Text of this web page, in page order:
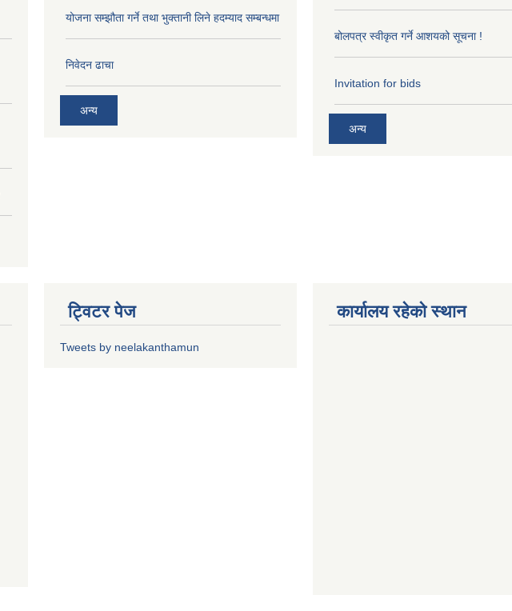
योजना सम्झौता गर्ने तथा भुक्तानी लिने हदम्याद सम्बन्धमा
निवेदन ढाचा
अन्य
बोलपत्र स्वीकृत गर्ने आशयको सूचना !
Invitation for bids
अन्य
ट्विटर पेज
Tweets by neelakanthamun
कार्यालय रहेको स्थान